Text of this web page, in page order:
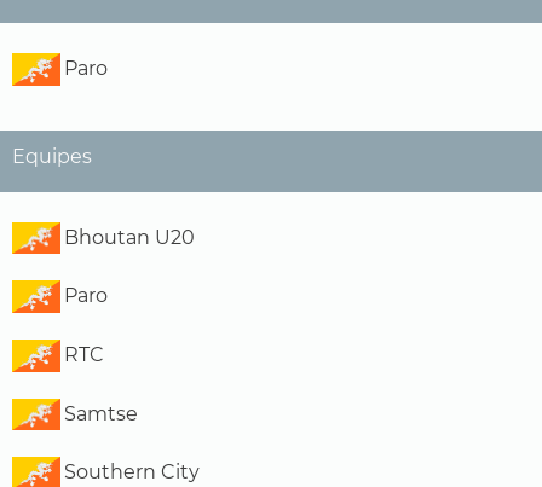
Paro
Equipes
Bhoutan U20
Paro
RTC
Samtse
Southern City